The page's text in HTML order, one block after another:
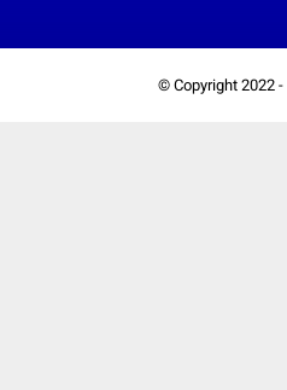
© Copyright 2022 -